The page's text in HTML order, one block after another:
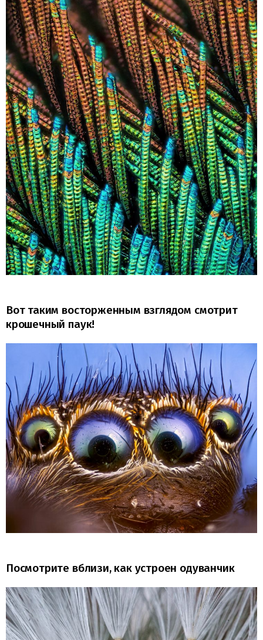
Вот таким восторженным взглядом смотрит
крошечный паук!
Посмотрите вблизи, как устроен одуванчик